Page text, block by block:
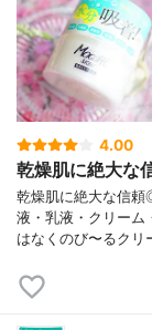
4.00
乾燥肌に絶大な
乾燥肌に絶大な信
液・乳液・クリーム
はなくのび〜るクリ